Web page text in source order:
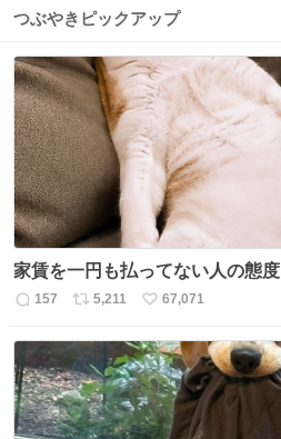
つぶやきピックアップ
家賃を一円も払ってない人の態度
返
157
リ
ト
数
5,211
い
ね
数
67,071